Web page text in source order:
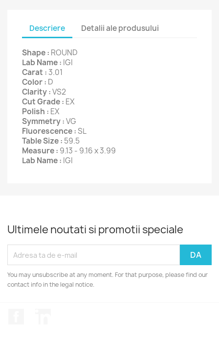
Descriere Detalii ale produsului
Shape : ROUND
Lab Name : IGI
Carat :3.01
Color : D
Clarity :VS2
Cut Grade : EX
Polish : EX
Symmetry :VG
Fluorescence :SL
Table Size : 59.5
Measure : 9.13 - 9.16 x 3.99
Lab Name : IGI
Ultimele noutati si promotii speciale
You may unsubscribe at any moment. For that purpose, please find our
contact info in the legal notice.